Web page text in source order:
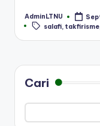
Posted
by
AdminLTNU
Tags:
salafi, takfirisme
Cari